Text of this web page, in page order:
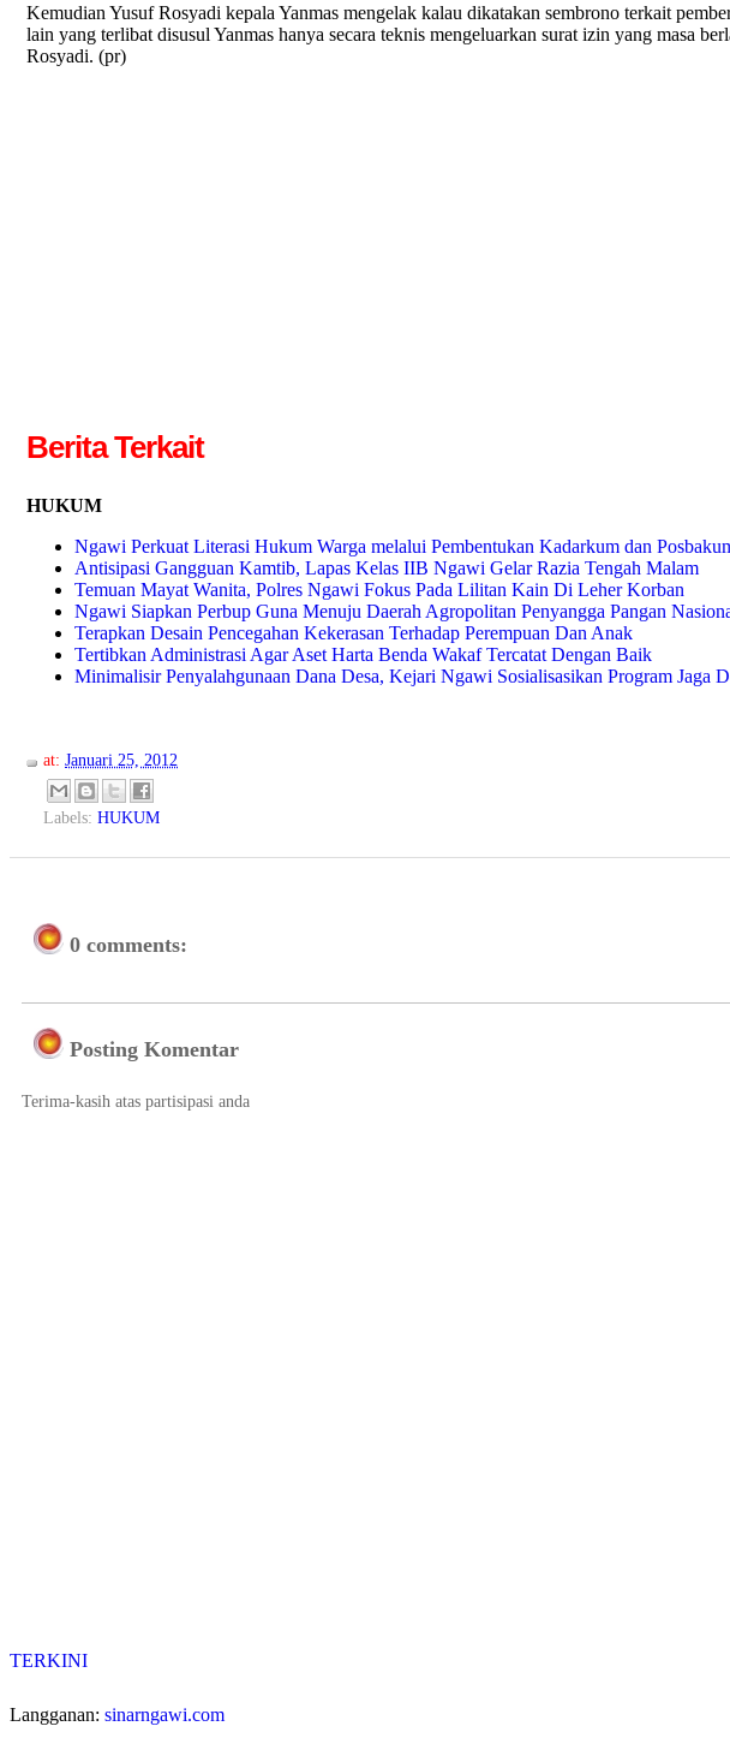
Kemudian Yusuf Rosyadi kepala Yanmas mengelak kalau dikatakan sembrono terkait
lain yang terlibat disusul Yanmas hanya secara teknis mengeluarkan surat izin yang masa
Rosyadi. (pr)
Berita Terkait
HUKUM
Ngawi Perkuat Literasi Hukum Warga melalui Pembentukan Kadarkum dan
Antisipasi Gangguan Kamtib, Lapas Kelas IIB Ngawi Gelar Razia Tengah Malam
Temuan Mayat Wanita, Polres Ngawi Fokus Pada Lilitan Kain Di Leher Korban
Ngawi Siapkan Perbup Guna Menuju Daerah Agropolitan Penyangga Pangan
Terapkan Desain Pencegahan Kekerasan Terhadap Perempuan Dan Anak
Tertibkan Administrasi Agar Aset Harta Benda Wakaf Tercatat Dengan Baik
Minimalisir Penyalahgunaan Dana Desa, Kejari Ngawi Sosialisasikan Program Jaga
at: Januari 25, 2012
Labels: HUKUM
0 comments:
Posting Komentar
Terima-kasih atas partisipasi anda
TERKINI
Langganan: sinarngawi.com